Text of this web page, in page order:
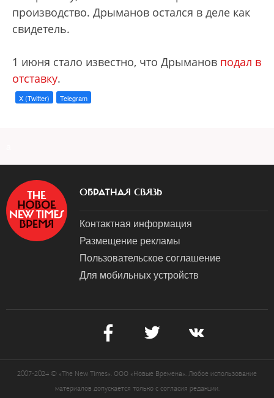
производство. Дрыманов остался в деле как
свидетель.
1 июня стало известно, что Дрыманов подал в
отставку.
X (Twitter) Telegram
ОБРАТНАЯ СВЯЗЬ
Контактная информация
Размещение рекламы
Пользовательское соглашение
Для мобильных устройств
2007-2024 © «The New Times». ООО «Новые Времена». Любое использование
материалов допускается только с согласия редакции.